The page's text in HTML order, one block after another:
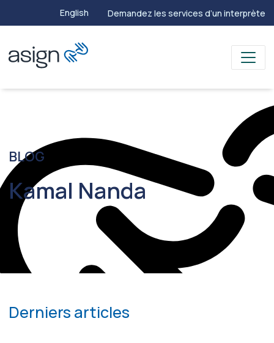
English Demandez les services d’un interprète
BLOG
Kamal Nanda
Derniers articles